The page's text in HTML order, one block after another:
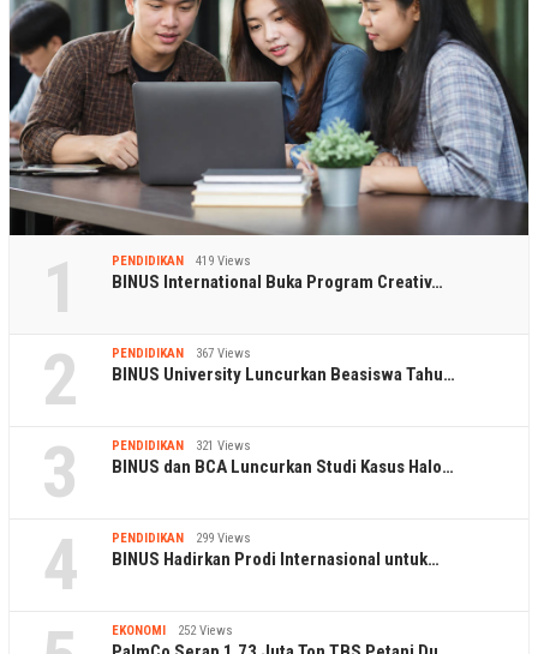
1 PENDIDIKAN 419 Views
BINUS International Buka Program Creativ…
2 PENDIDIKAN 367 Views
BINUS University Luncurkan Beasiswa Tahu…
3 PENDIDIKAN 321 Views
BINUS dan BCA Luncurkan Studi Kasus Halo…
4 PENDIDIKAN 299 Views
BINUS Hadirkan Prodi Internasional untuk…
EKONOMI 252 Views